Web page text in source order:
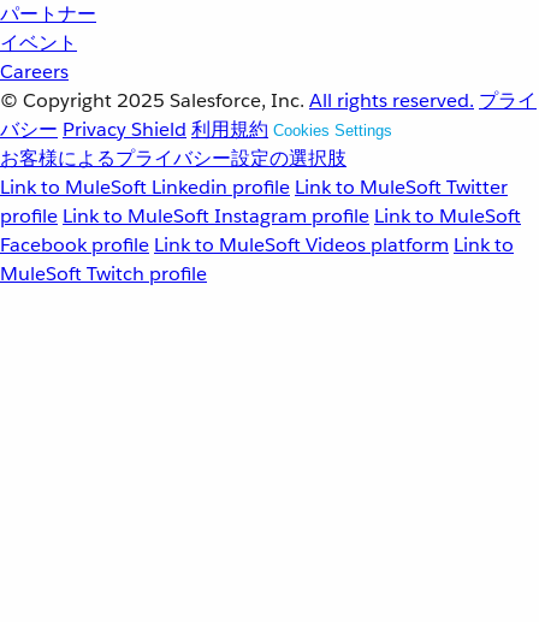
パートナー
イベント
Careers
© Copyright 2025 Salesforce, Inc. All rights reserved. プライ
バシー Privacy Shield 利用規約 Cookies Settings
お客様によるプライバシー設定の選択肢
Link to MuleSoft Linkedin profile Link to MuleSoft Twitter
profile Link to MuleSoft Instagram profile Link to MuleSoft
Facebook profile Link to MuleSoft Videos platform Link to
MuleSoft Twitch profile